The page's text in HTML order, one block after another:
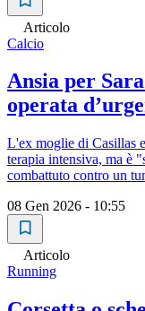
Articolo
Calcio
Ansia per
operata
L'ex moglie di Casillas
terapia intensiva, ma è
combattuto contro un
08 Gen 2026 - 10:55
Articolo
Running